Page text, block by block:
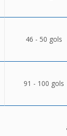
46 - 50 gols
91 - 100 gols